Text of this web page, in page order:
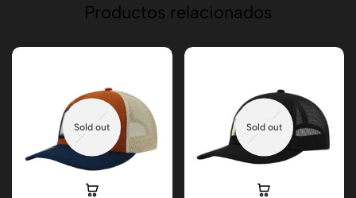
Productos relacionados
Sold out Sold out